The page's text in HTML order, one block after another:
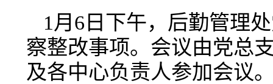
1月6日下午，后勤管理
察整改事项。会议由党总
及各中心负责人参加会议